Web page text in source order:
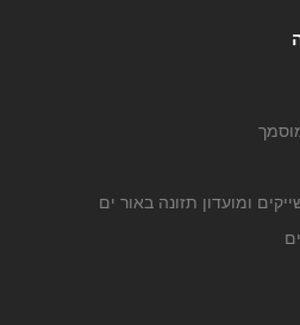
ומועדון תזונה באור ים